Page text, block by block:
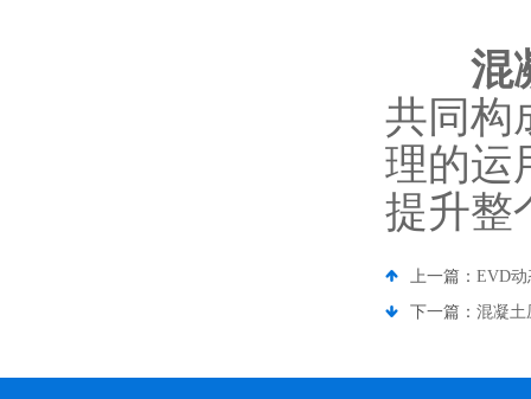
混
共同构
理的运
提升整
上一篇： EVD动
下一篇： 混凝土